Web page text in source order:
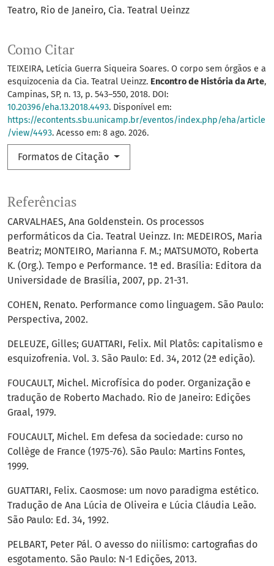
Teatro Rio de Janeiro Cia. Teatral Ueinzz
Como Citar
TEIXEIRA, Letícia Guerra Siqueira Soares. O corpo sem órgãos e a
esquizocenia da Cia. Teatral Ueinzz. Encontro de História da Arte,
Campinas, SP, n. 13, p. 543–550, 2018. DOI:
10.20396/eha.13.2018.4493. Disponível em:
https://econtents.sbu.unicamp.br/eventos/index.php/eha/article
/view/4493. Acesso em: 8 ago. 2026.
Formatos de Citação
Referências
CARVALHAES, Ana Goldenstein. Os processos
performáticos da Cia. Teatral Ueinzz. In: MEDEIROS, Maria
Beatriz; MONTEIRO, Marianna F. M.; MATSUMOTO, Roberta
K. (Org.). Tempo e Performance. 1ª ed. Brasília: Editora da
Universidade de Brasília, 2007, pp. 21-31.
COHEN, Renato. Performance como linguagem. São Paulo:
Perspectiva, 2002.
DELEUZE, Gilles; GUATTARI, Felix. Mil Platôs: capitalismo e
esquizofrenia. Vol. 3. São Paulo: Ed. 34, 2012 (2ª edição).
FOUCAULT, Michel. Microfísica do poder. Organização e
tradução de Roberto Machado. Rio de Janeiro: Edições
Graal, 1979.
FOUCAULT, Michel. Em defesa da sociedade: curso no
Collège de France (1975-76). São Paulo: Martins Fontes,
1999.
GUATTARI, Felix. Caosmose: um novo paradigma estético.
Tradução de Ana Lúcia de Oliveira e Lúcia Cláudia Leão.
São Paulo: Ed. 34, 1992.
PELBART, Peter Pál. O avesso do niilismo: cartografias do
esgotamento. São Paulo: N-1 Edições, 2013.